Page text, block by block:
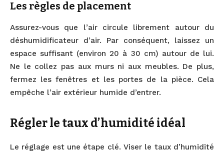
Les règles de placement
Assurez-vous que l’air circule librement autour du
déshumidificateur d’air. Par conséquent, laissez un
espace suffisant (environ 20 à 30 cm) autour de lui.
Ne le collez pas aux murs ni aux meubles. De plus,
fermez les fenêtres et les portes de la pièce. Cela
empêche l’air extérieur humide d’entrer.
Régler le taux d’humidité idéal
Le réglage est une étape clé. Viser le taux d’humidité